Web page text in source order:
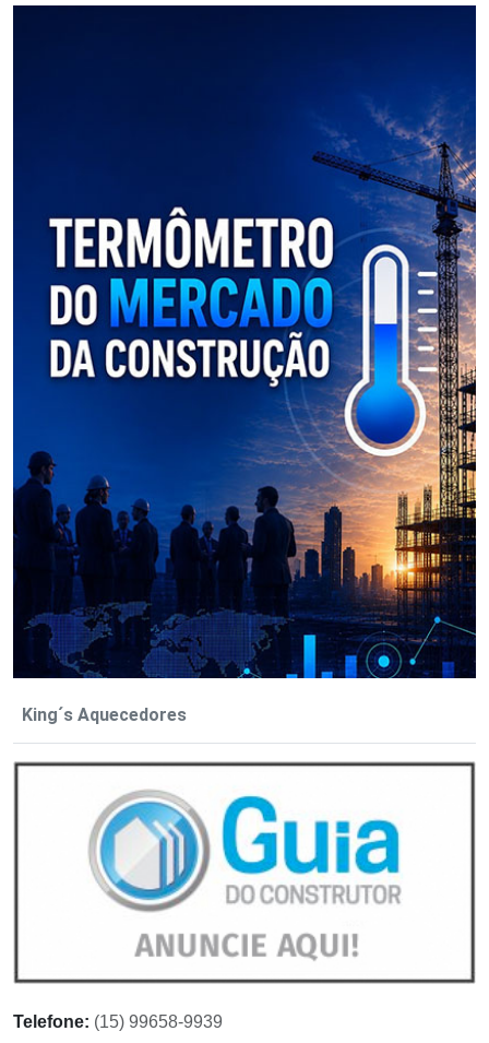
King´s Aquecedores
Telefone: (15) 99658-9939